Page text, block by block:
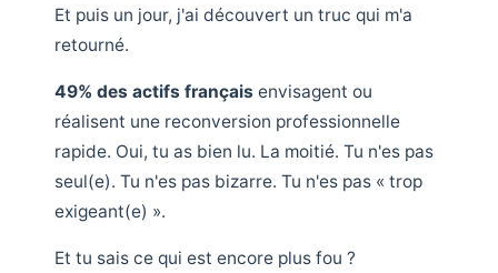
Et puis un jour, j'ai découvert un truc qui m'a
retourné.
49% des actifs français envisagent ou
réalisent une reconversion professionnelle
rapide. Oui, tu as bien lu. La moitié. Tu n'es pas
seul(e). Tu n'es pas bizarre. Tu n'es pas « trop
exigeant(e) ».
Et tu sais ce qui est encore plus fou ?